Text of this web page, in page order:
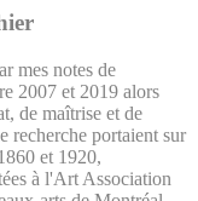
mes notes de
2007 et 2019 alors
de maîtrise et de
recherche portaient sur
et 1920,
à l'Art Association